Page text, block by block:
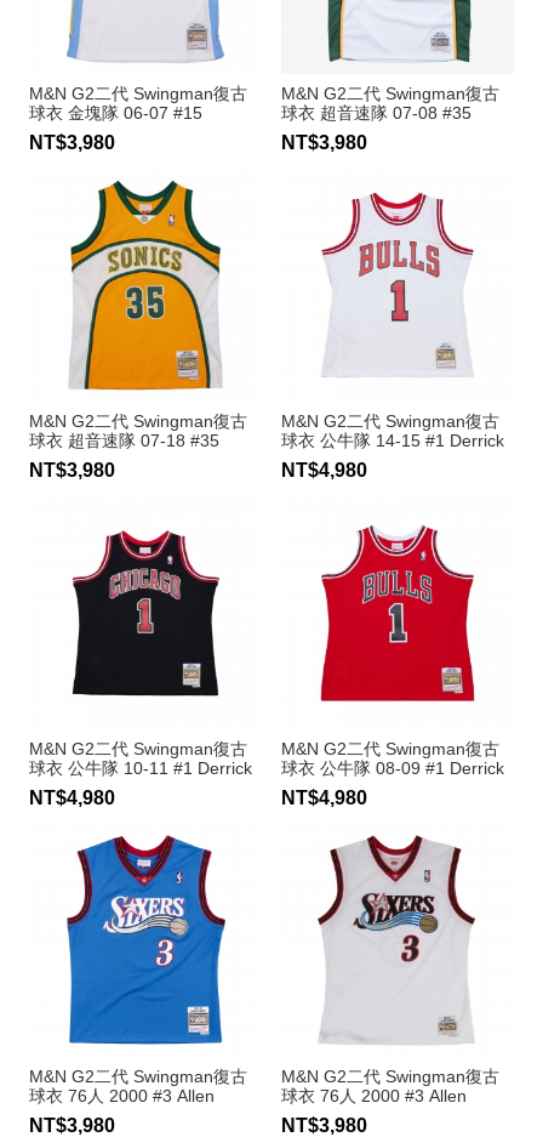
M&N G2二代 Swingman復古
球衣 金塊隊 06-07 #15
Carmelo Anthony
NT$3,980
M&N G2二代 Swingman復古
球衣 超音速隊 07-08 #35
Kevin Durant
NT$3,980
M&N G2二代 Swingman復古
球衣 超音速隊 07-18 #35
Kevin Durant
NT$3,980
M&N G2二代 Swingman復古
球衣 公牛隊 14-15 #1 Derrick
Rose
NT$4,980
M&N G2二代 Swingman復古
球衣 公牛隊 10-11 #1 Derrick
Rose
NT$4,980
M&N G2二代 Swingman復古
球衣 公牛隊 08-09 #1 Derrick
Rose
NT$4,980
M&N G2二代 Swingman復古
球衣 76人 2000 #3 Allen
Iverson
NT$3,980
M&N G2二代 Swingman復古
球衣 76人 2000 #3 Allen
Iverson
NT$3,980